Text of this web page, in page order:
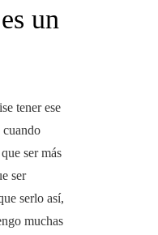
un
tener ese
cuando
ser más
ser
serlo así,
muchas